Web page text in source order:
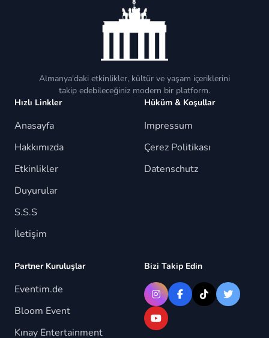
Almanya'daki etkinlikler, kültür ve yaşam içeriklerini
takip edebileceğiniz modern bir platform.
Hızlı Linkler
Anasayfa
Hakkımızda
Etkinlikler
Duyurular
S.S.S
İletişim
Hüküm & Koşullar
Impressum
Çerez Politikası
Datenschutz
Partner Kuruluşlar
Eventim.de
Bloom Event
Kınay Entertainment
Bizi Takip Edin